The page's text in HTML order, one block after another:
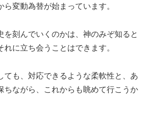
ら変動為替が始まっています。
を刻んでいくのかは、神のみぞ知ると
れに立ち会うことはできます。
ても、対応できるような柔軟性と、あ
ちながら、これからも眺めて行こうか